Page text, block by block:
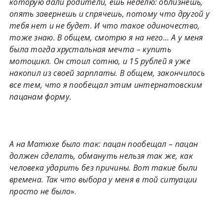
опять завернешь и спрячешь, потому что другой у
тебя нет и не будет. И что такое одиночество,
тоже знаю. В общем, смотрю я на него… А у меня
была тогда хрустальная мечта – купить
мотоцикл. Он стоил сотню, и 15 рублей я уже
накопил из своей зарплаты. В общем, закончилось
все тем, что я пообещал этим интернатовским
пацанам форму.
А на Матюхе было так: пацан пообещал – пацан
должен сделать, обмануть нельзя так же, как
человека ударить без причины. Вот такие были
времена. Так что выбора у меня в той ситуации
просто не было».